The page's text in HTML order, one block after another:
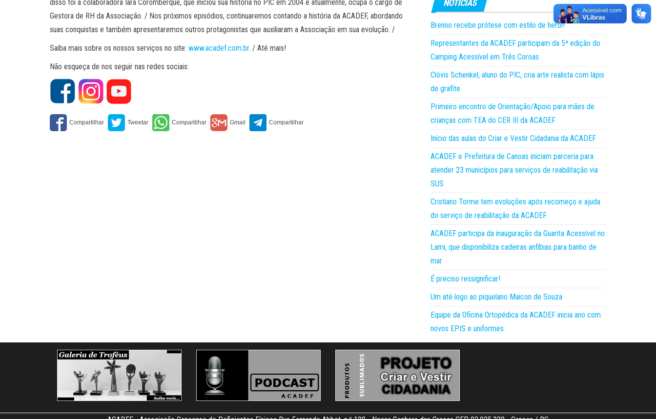
disso foi a colaboradora Iara Coromberque, que iniciou sua história no PIC em 2004 e atualmente, ocupa o cargo de
Gestora de RH da Associação. / Nos próximos episódios, continuaremos contando a história da ACADEF, abordando
suas conquistas e também apresentaremos outros protagonistas que auxiliaram a Associação em sua evolução. /
Saiba mais sobre os nossos serviços no site: www.acadef.com.br. / Até mais!
Não esqueça de nos seguir nas redes sociais:
Brenno recebe prótese com estilo de herói!
Representantes da ACADEF participam da 5ª edição do
Camping Acessível em Três Coroas
Clóvis Schenkel, aluno do PIC, cria arte realista com lápis
de grafite
Primeiro encontro de Orientação/Apoio para mães de
crianças com TEA do CER III da ACADEF
Início das aulas do Criar e Vestir Cidadania da ACADEF
ACADEF e Prefeitura de Canoas iniciam parceria para
atender 23 municípios para serviços de reabilitação via
SUS
Cristiano Torme tem evoluções após recomeço e ajuda
do serviço de reabilitação da ACADEF
ACADEF participa da inauguração da Guarita Acessível no
Lami, que disponibiliza cadeiras anfíbias para banho de
mar
É preciso ressignificar!
Um até logo ao piquelano Maicon de Souza
Equipe da Oficina Ortopédica da ACADEF inicia ano com
novos EPIS e uniformes